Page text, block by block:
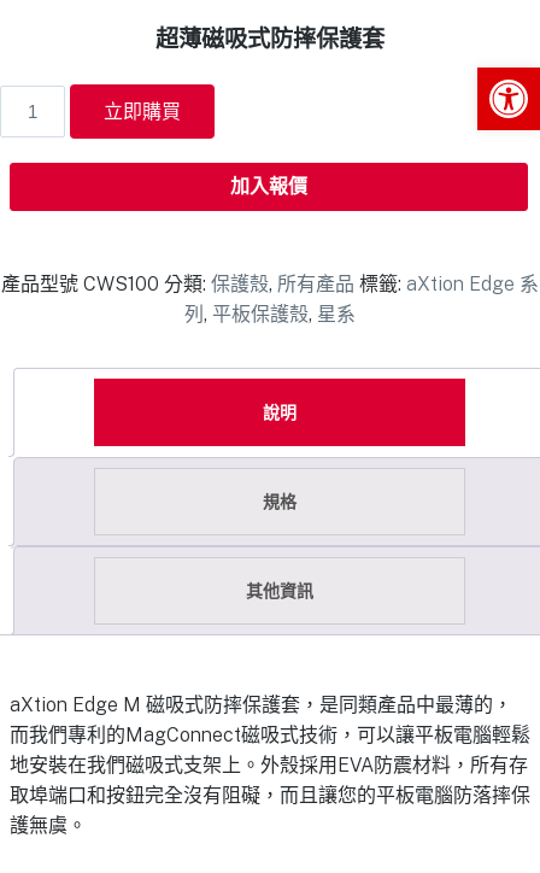
超薄磁吸式防摔保護套
立即購買
加入報價
產品型號 CWS100 分類: 保護殼, 所有產品 標籤: aXtion Edge 系
列 , 平板保護殼, 星系
說明
規格
其他資訊
aXtion Edge M 磁吸式防摔保護套，是同類產品中最薄的，
而我們專利的MagConnect磁吸式技術，可以讓平板電腦輕鬆
地安裝在我們磁吸式支架上。外殼採用EVA防震材料，所有存
取埠端口和按鈕完全沒有阻礙，而且讓您的平板電腦防落摔保
護無虞。